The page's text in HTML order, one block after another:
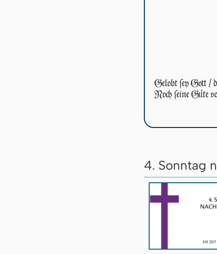
Gelobt ſey Gott /
Noch ſei­ne Güte
4. Sonntag